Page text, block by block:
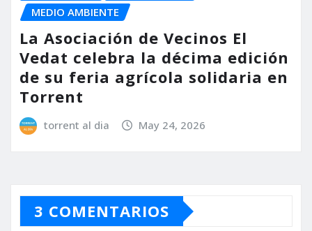
MEDIO AMBIENTE
La Asociación de Vecinos El
Vedat celebra la décima edición
de su feria agrícola solidaria en
Torrent
torrent al dia May 24, 2026
3 COMENTARIOS